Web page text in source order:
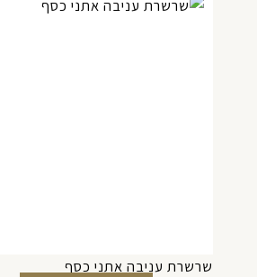
שרשרת עניבה אתני כסף